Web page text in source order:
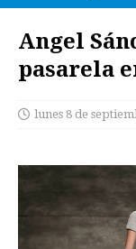
Angel
pasarela
lunes 8 de